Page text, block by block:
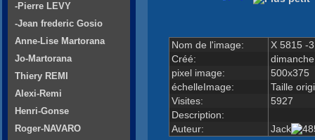
Nom de l'image:
X 5815 -
Créé:
pixel image:
500x375
échelleImage:
Taille
Visites:
5927
Description:
Auteur:
Jack
-Pierre LEVY
-Jean frederic Gosio
Anne-Lise Martorana
Jo-Martorana
Thiery REMI
Alexi-Remi
Henri-Gonse
Roger-NAVARO